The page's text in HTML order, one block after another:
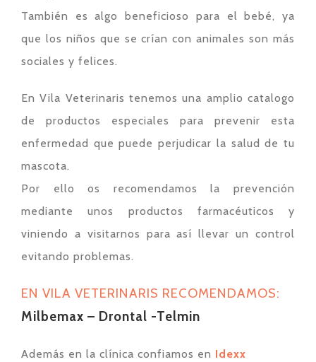
También es algo beneficioso para el bebé, ya
que los niños que se crían con animales son más
sociales y felices.
En Vila Veterinaris tenemos una amplio catalogo
de productos especiales para prevenir esta
enfermedad que puede perjudicar la salud de tu
mascota.
Por ello os recomendamos la prevención
mediante unos productos farmacéuticos y
viniendo a visitarnos para así llevar un control
evitando problemas.
EN VILA VETERINARIS RECOMENDAMOS:
Milbemax – Drontal -Telmin
Además en la clínica confiamos en Idexx